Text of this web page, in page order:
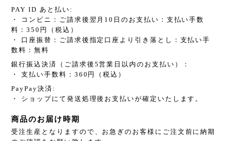
PAY ID あと払い:
・ コンビニ：ご請求後翌月10日のお支払い：支払い手数
料：350円（税込）
・ 口座振替：ご請求後指定口座より引き落とし：支払い手
数料：無料
銀行振込決済（ご請求後5営業日以内のお支払い）：
・ 支払い手数料：360円（税込）
PayPay決済:
・ ショップにて発送処理後お支払いが確定いたします。
商品のお届け時期
受注生産となりますので、お急ぎのお客様にご注文前に納期